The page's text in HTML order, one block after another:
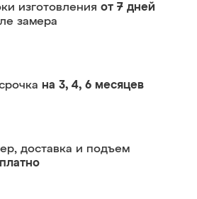
изготовления от 7 дней
замера
на 3, 4, 6 месяцев
доставка и подъем